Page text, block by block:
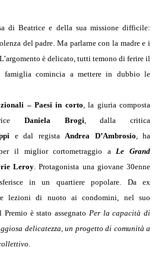
di Beatrice e della sua missione difficile:
del padre. Ma parlarne con la madre e i
è delicato, tutti temono di ferire il
famiglia comincia a mettere in dubbio le
– Paesi in corto, la giuria composta
Daniela Brogi, dalla critica
e dal regista Andrea D’Ambrosio, ha
il miglior cortometraggio aLe Grand
Leroy. Protagonista una giovane 30enne
in un quartiere popolare. Da ex
lezioni di nuoto ai condomini, nel suo
è stato assegnato Per la capacità di
delicatezza, un progetto di comunità a